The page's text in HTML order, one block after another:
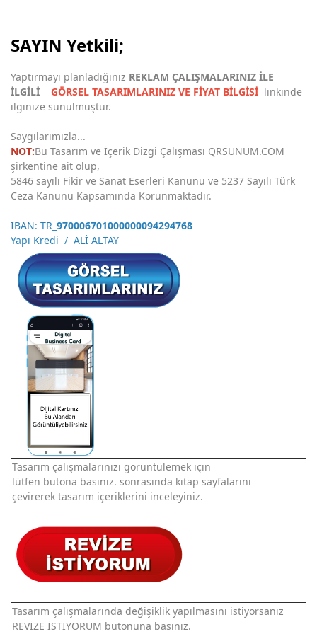
SAYIN Yetkili;
Yaptırmayı planladığınız REKLAM ÇALIŞMALARINIZ İLE
İLGİLİ
GÖRSEL TASARIMLARINIZ VE FİYAT BİLGİSİ linkinde
ilginize sunulmuştur.
Saygılarımızla...
NOT:Bu Tasarım ve İçerik Dizgi Çalışması QRSUNUM.COM
şirkentine ait olup,
5846 sayılı Fikir ve Sanat Eserleri Kanunu ve 5237 Sayılı Türk
Ceza Kanunu Kapsamında Korunmaktadır.
IBAN: TR_ 970006701000000094294768
Yapı Kredi / ALİ ALTAY
Tasarım çalışmalarınızı görüntülemek için
lütfen butona basınız. sonrasında kitap sayfalarını
çevirerek tasarım içeriklerini inceleyiniz.
Tasarım çalışmalarında değişiklik yapılmasını istiyorsanız
REVİZE İSTİYORUM butonuna basınız.